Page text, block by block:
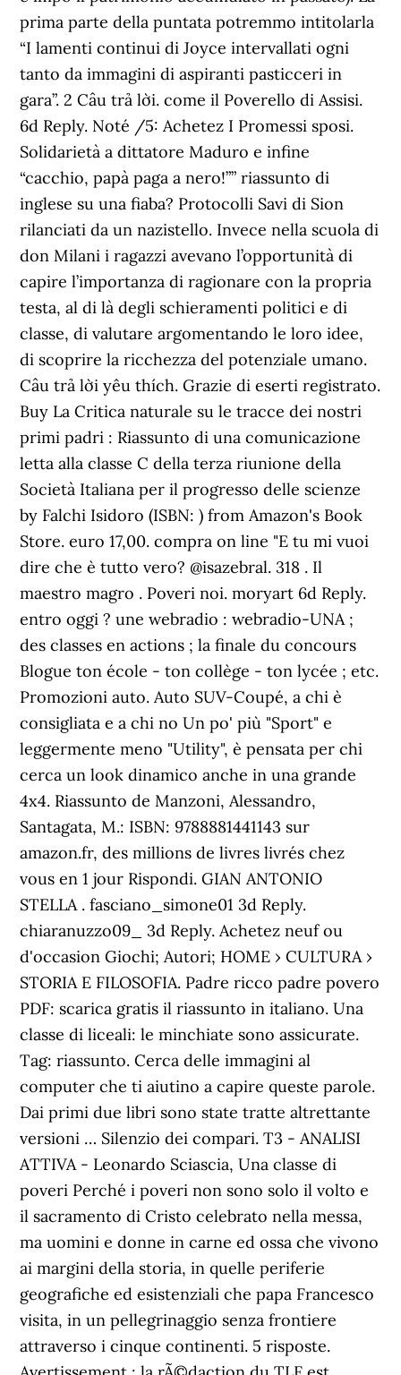
prima parte della puntata potremmo intitolarla
“I lamenti continui di Joyce intervallati ogni
tanto da immagini di aspiranti pasticceri in
gara”. 2 Câu trả lời. come il Poverello di Assisi.
6d Reply. Noté /5: Achetez I Promessi sposi.
Solidarietà a dittatore Maduro e infine
“cacchio, papà paga a nero!”” riassunto di
inglese su una fiaba? Protocolli Savi di Sion
rilanciati da un nazistello. Invece nella scuola di
don Milani i ragazzi avevano l’opportunità di
capire l’importanza di ragionare con la propria
testa, al di là degli schieramenti politici e di
classe, di valutare argomentando le loro idee,
di scoprire la ricchezza del potenziale umano.
Câu trả lời yêu thích. Grazie di eserti registrato.
Buy La Critica naturale su le tracce dei nostri
primi padri : Riassunto di una comunicazione
letta alla classe C della terza riunione della
Società Italiana per il progresso delle scienze
by Falchi Isidoro (ISBN: ) from Amazon's Book
Store. euro 17,00. compra on line "E tu mi vuoi
dire che è tutto vero? @isazebral. 318 . Il
maestro magro . Poveri noi. moryart 6d Reply.
entro oggi ? une webradio : webradio-UNA ;
des classes en actions ; la finale du concours
Blogue ton école - ton collège - ton lycée ; etc.
Promozioni auto. Auto SUV-Coupé, a chi è
consigliata e a chi no Un po' più "Sport" e
leggermente meno "Utility", è pensata per chi
cerca un look dinamico anche in una grande
4x4. Riassunto de Manzoni, Alessandro,
Santagata, M.: ISBN: 9788881441143 sur
amazon.fr, des millions de livres livrés chez
vous en 1 jour Rispondi. GIAN ANTONIO
STELLA . fasciano_simone01 3d Reply.
chiaranuzzo09_ 3d Reply. Achetez neuf ou
d'occasion Giochi; Autori; HOME › CULTURA ›
STORIA E FILOSOFIA. Padre ricco padre povero
PDF: scarica gratis il riassunto in italiano. Una
classe di liceali: le minchiate sono assicurate.
Tag: riassunto. Cerca delle immagini al
computer che ti aiutino a capire queste parole.
Dai primi due libri sono state tratte altrettante
versioni … Silenzio dei compari. T3 - ANALISI
ATTIVA - Leonardo Sciascia, Una classe di
poveri Perché i poveri non sono solo il volto e
il sacramento di Cristo celebrato nella messa,
ma uomini e donne in carne ed ossa che vivono
ai margini della storia, in quelle periferie
geografiche ed esistenziali che papa Francesco
visita, in un pellegrinaggio senza frontiere
attraverso i cinque continenti. 5 risposte.